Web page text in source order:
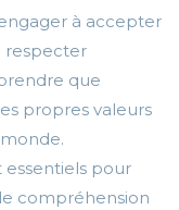
à accepter
respecter
que
propres valeurs
essentiels pour
compréhension